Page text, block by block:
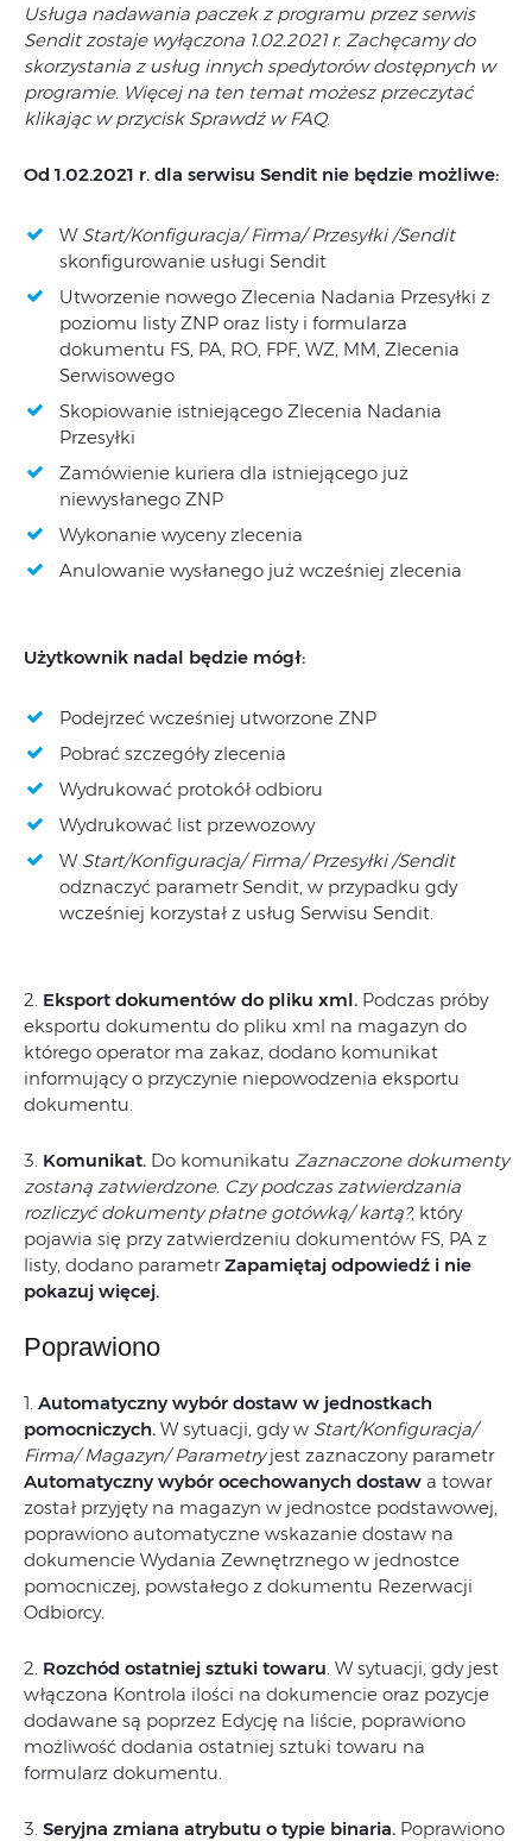
Usługa nadawania paczek z programu przez serwis
Sendit zostaje wyłączona 1.02.2021 r. Zachęcamy do
skorzystania z usług innych spedytorów dostępnych w
programie. Więcej na ten temat możesz przeczytać
klikając w przycisk Sprawdź w FAQ.
Od 1.02.2021 r. dla serwisu Sendit nie będzie możliwe:
W Start/Konfiguracja/Firma/ Przesyłki /Sendit
skonfigurowanie usługi Sendit
Utworzenie nowego Zlecenia Nadania Przesyłki z
poziomu listy ZNP oraz listy i formularza
dokumentu FS, PA, RO, FPF, WZ, MM, Zlecenia
Serwisowego
Skopiowanie istniejącego Zlecenia Nadania
Przesyłki
Zamówienie kuriera dla istniejącego już
niewysłanego ZNP
Wykonanie wyceny zlecenia
Anulowanie wysłanego już wcześniej zlecenia
Użytkownik nadal będzie mógł:
Podejrzeć wcześniej utworzone ZNP
Pobrać szczegóły zlecenia
Wydrukować protokół odbioru
Wydrukować list przewozowy
W Start/Konfiguracja/Firma/ Przesyłki /Sendit
odznaczyć parametr Sendit, w przypadku gdy
wcześniej korzystał z usług Serwisu Sendit.
2. Eksport dokumentów do pliku xml. Podczas próby
eksportu dokumentu do pliku xml na magazyn do
którego operator ma zakaz, dodano komunikat
informujący o przyczynie niepowodzenia eksportu
dokumentu.
3. Komunikat. Do komunikatu Zaznaczone dokumenty
zostaną zatwierdzone. Czy podczas zatwierdzania
rozliczyć dokumenty płatne gotówką/ kartą?, który
pojawia się przy zatwierdzeniu dokumentów FS, PA z
listy, dodano parametrZapamiętaj odpowiedź i nie
pokazuj więcej.
Poprawiono
1. Automatyczny wybór dostaw w jednostkach
pomocniczych. W sytuacji, gdy w Start/Konfiguracja/
Firma/ Magazyn/ Parametryjest zaznaczony parametr
Automatyczny wybór ocechowanych dostaw a towar
został przyjęty na magazyn w jednostce podstawowej,
poprawiono automatyczne wskazanie dostaw na
dokumencie Wydania Zewnętrznego w jednostce
pomocniczej, powstałego z dokumentu Rezerwacji
Odbiorcy.
2. Rozchód ostatniej sztuki towaru. W sytuacji, gdy jest
włączona Kontrola ilości na dokumencie oraz pozycje
dodawane są poprzez Edycję na liście, poprawiono
możliwość dodania ostatniej sztuki towaru na
formularz dokumentu.
3. Seryjna zmiana atrybutu o typie binaria. Poprawiono